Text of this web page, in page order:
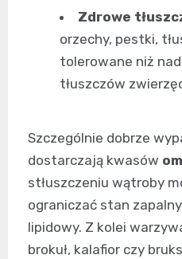
Zdrowe
orzechy, pestki,
tolerowane niż
tłuszczów
Szczególnie dobrze
dostarczają kwasów
stłuszczeniu wątroby
ograniczać stan
lipidowy. Z kolei
brokuł, kalafior czy